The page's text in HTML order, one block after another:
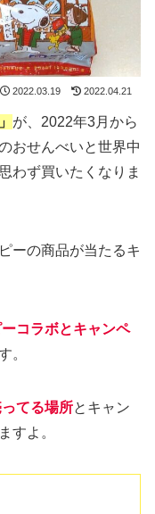
2022.03.19 2022.04.21
が、2022年3月から
おせんべいと世界中
わず買いたくなりま
ーの商品が当たるキ
コラボとキャンペ
。
てる場所とキャン
すよ。